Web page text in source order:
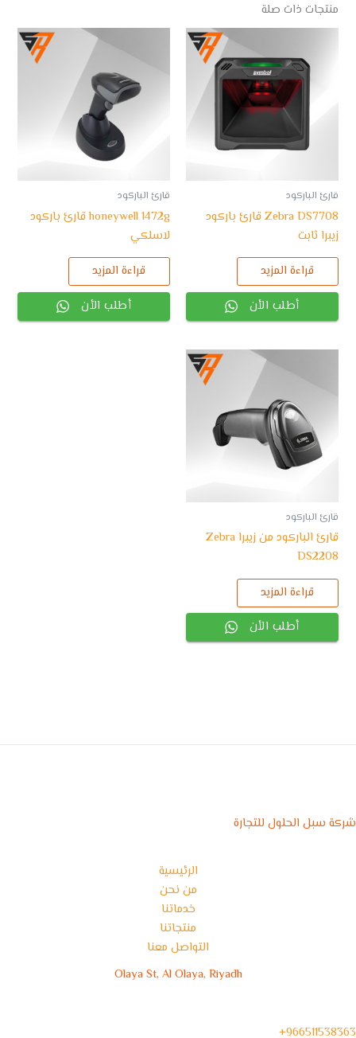
منتجات ذات صلة
قارئ الباركود
Zebra DS7708 قارئ باركود
زيبرا ثابت
قراءة المزيد
أطلب الأن
قارئ الباركود
honeywell 1472g قارئ باركود
لاسلكي
قراءة المزيد
أطلب الأن
قارئ الباركود
قارئ الباركود من زيبرا Zebra
DS2208
قراءة المزيد
أطلب الأن
شركة سبل الحلول للتجارة
الرئيسية
من نحن
خدماتنا
منتجاتنا
التواصل معنا
Olaya St, Al Olaya, Riyadh
966511538363+